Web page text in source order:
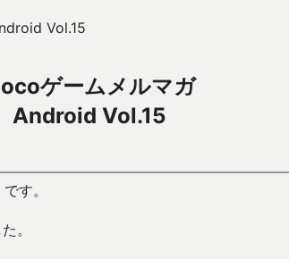
Vol.15
ゲームメルマガ
Android Vol.15
す。
。